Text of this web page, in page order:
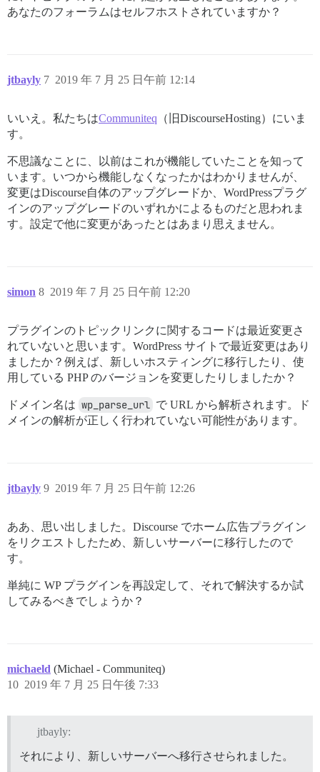
あなたのフォーラムはセルフホストされていますか？
jtbayly 2019 年 7 月 25 日午前 12:14
7
いいえ。私たちはCommuniteq （旧DiscourseHosting）にいま
す。
不思議なことに、以前はこれが機能していたことを知って
います。いつから機能しなくなったかはわかりませんが、
変更はDiscourse自体のアップグレードか、WordPressプラグ
インのアップグレードのいずれかによるものだと思われま
す。設定で他に変更があったとはあまり思えません。
simon 2019 年 7 月 25 日午前 12:20
8
プラグインのトピックリンクに関するコードは最近変更さ
れていないと思います。WordPress サイトで最近変更はあり
ましたか？例えば、新しいホスティングに移行したり、使
用している PHP のバージョンを変更したりしましたか？
ドメイン名は wp_parse_url で URL から解析されます。ド
メインの解析が正しく行われていない可能性があります。
jtbayly 2019 年 7 月 25 日午前 12:26
9
ああ、思い出しました。Discourse でホーム広告プラグイン
をリクエストしたため、新しいサーバーに移行したので
す。
単純に WP プラグインを再設定して、それで解決するか試
してみるべきでしょうか？
michaeld (Michael - Communiteq)
2019 年 7 月 25 日午後 7:33
10
jtbayly:
それにより、新しいサーバーへ移行させられました。